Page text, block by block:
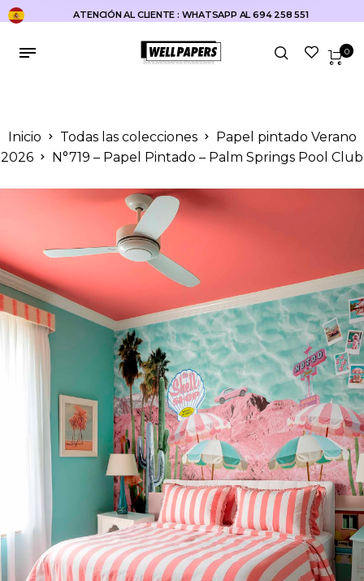
ATENCIÓN AL CLIENTE : WHATSAPP AL 694 258 551
0
Inicio Todas las colecciones
Papel pintado Verano
2026
N°719 – Papel Pintado – Palm Springs Pool Club